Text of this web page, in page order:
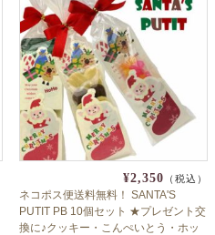
¥2,350 （税込）
ネコポス便送料無料！ SANTA'S
PUTIT PB 10個セット ★プレゼント交
換に♪クッキー・こんぺいとう・ホッ